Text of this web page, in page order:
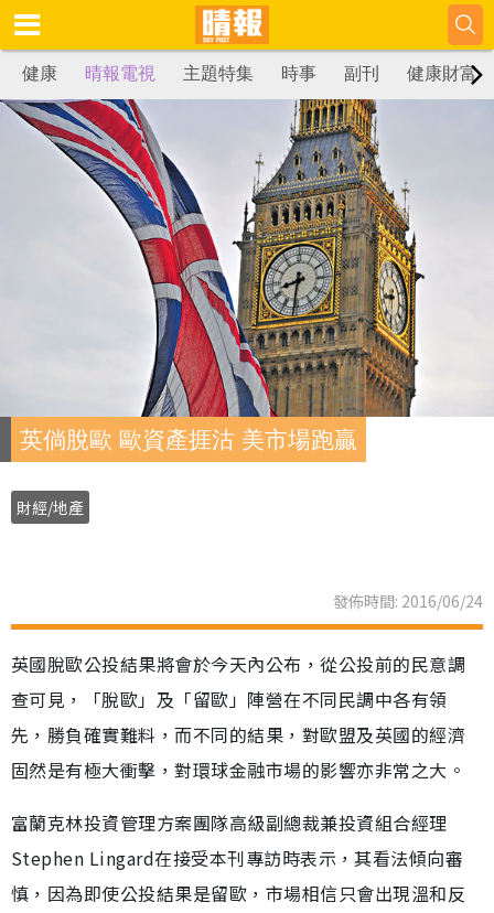
健康 晴報電視 主題特集 時事 副刊 健康財富
英倘脫歐 歐資產捱沽 美市場跑贏
財經/地產
發佈時間: 2016/06/24
英國脫歐公投結果將會於今天內公布，從公投前的民意調
查可見，「脫歐」及「留歐」陣營在不同民調中各有領
先，勝負確實難料，而不同的結果，對歐盟及英國的經濟
固然是有極大衝擊，對環球金融市場的影響亦非常之大。
富蘭克林投資管理方案團隊高級副總裁兼投資組合經理
Stephen Lingard在接受本刊專訪時表示，其看法傾向審
慎，因為即使公投結果是留歐，市場相信只會出現溫和反